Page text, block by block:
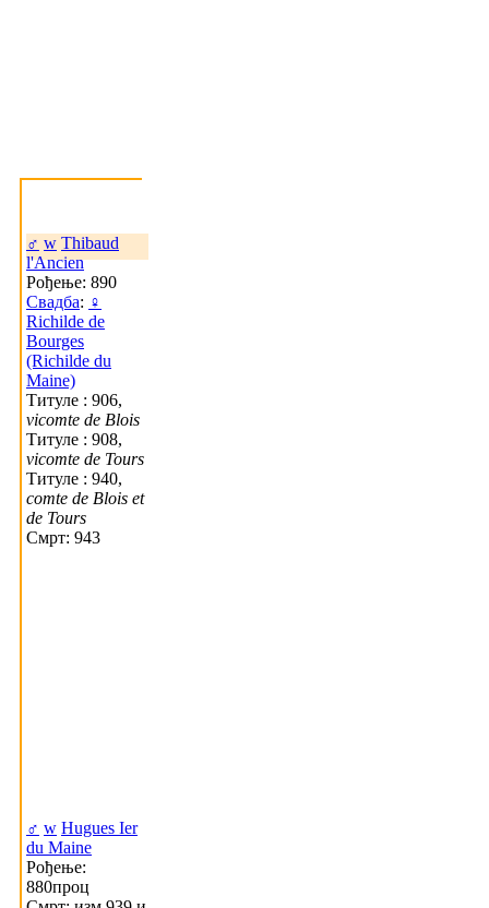
♂ w Thibaud
l'Ancien
Рођење: 890
Свадба: ♀
Richilde de
Bourges
(Richilde du
Maine)
Титуле : 906,
vicomte de Blois
Титуле : 908,
vicomte de Tours
Титуле : 940,
comte de Blois et
de Tours
Смрт: 943
♂ w Hugues Ier
du Maine
Рођење:
880проц